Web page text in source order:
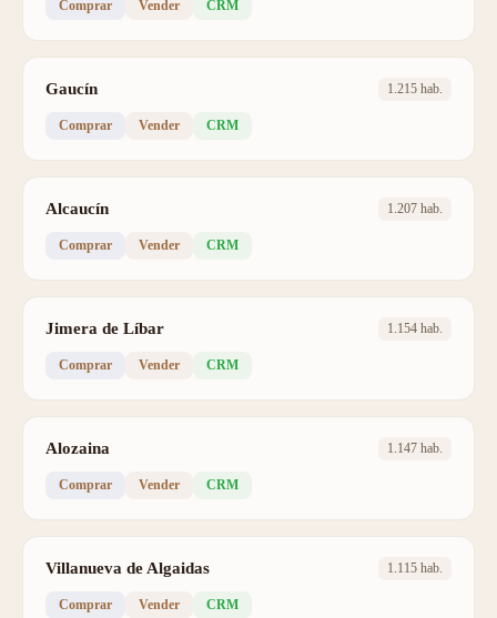
Comprar Vender CRM
Gaucín 1.215 hab.
Comprar Vender CRM
Alcaucín 1.207 hab.
Comprar Vender CRM
Jimera de Líbar 1.154 hab.
Comprar Vender CRM
Alozaina 1.147 hab.
Comprar Vender CRM
Villanueva de Algaidas 1.115 hab.
Comprar Vender CRM